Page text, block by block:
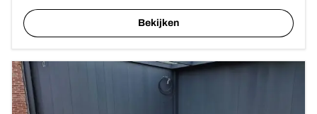
Bekijken